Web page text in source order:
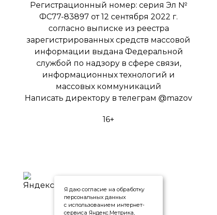
Регистрационный номер: серия Эл №
ФС77-83897 от 12 сентября 2022 г.
согласно выписке из реестра
зарегистрированных средств массовой
информации выдана Федеральной
службой по надзору в сфере связи,
информационных технологий и
массовых коммуникаций
Написать директору в телеграм @mazov
16+
Я даю согласие на обработку
персональных данных
с использованием интернет-
сервиса Яндекс.Метрика,